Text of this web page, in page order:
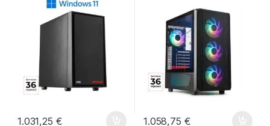
1.031,25 € 1.058,75 €